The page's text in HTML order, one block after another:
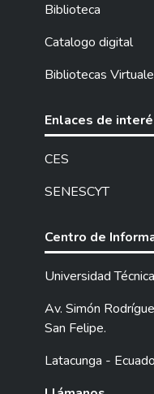
Biblioteca
Catalogo digital
Bibliotecas
Enlaces de
CES
SENESCYT
Centro de
Universidad
Av. Simón
San Felipe.
Latacunga -